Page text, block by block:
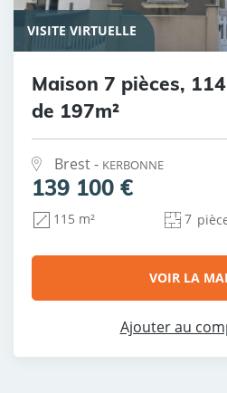
VISITE VIRTUELLE
Maison 7 pièces,
de 197m²
Brest - KERBONNE
139 100 €
115 m² 7
VOIR LA
Ajouter au